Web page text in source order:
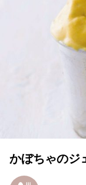
かぼちゃのジ